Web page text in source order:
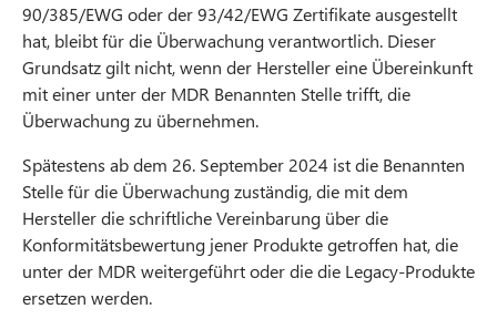
90/385/EWG oder der 93/42/EWG Zertifikate ausgestellt
hat, bleibt für die Überwachung verantwortlich. Dieser
Grundsatz gilt nicht, wenn der Hersteller eine Übereinkunft
mit einer unter der MDR Benannten Stelle trifft, die
Überwachung zu übernehmen.
Spätestens ab dem 26. September 2024 ist die Benannten
Stelle für die Überwachung zuständig, die mit dem
Hersteller die schriftliche Vereinbarung über die
Konformitätsbewertung jener Produkte getroffen hat, die
unter der MDR weitergeführt oder die die Legacy-Produkte
ersetzen werden.